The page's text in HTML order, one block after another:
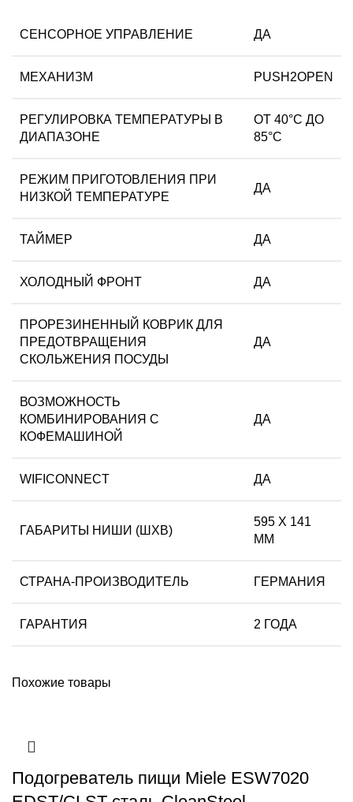
СЕНСОРНОЕ УПРАВЛЕНИЕ ДА
МЕХАНИЗМ PUSH2OPEN
РЕГУЛИРОВКА ТЕМПЕРАТУРЫ В
ДИАПАЗОНЕ
ОТ 40°C ДО
85°С
РЕЖИМ ПРИГОТОВЛЕНИЯ ПРИ
НИЗКОЙ ТЕМПЕРАТУРЕ
ДА
ТАЙМЕР ДА
ХОЛОДНЫЙ ФРОНТ ДА
ПРОРЕЗИНЕННЫЙ КОВРИК ДЛЯ
ПРЕДОТВРАЩЕНИЯ
СКОЛЬЖЕНИЯ ПОСУДЫ
ДА
ВОЗМОЖНОСТЬ
КОМБИНИРОВАНИЯ С
КОФЕМАШИНОЙ
ДА
WIFICONNECT ДА
ГАБАРИТЫ НИШИ (ШХВ)
595 Х 141
ММ
СТРАНА-ПРОИЗВОДИТЕЛЬ ГЕРМАНИЯ
ГАРАНТИЯ 2 ГОДА
Похожие товары
Подогреватель пищи Miele ESW7020